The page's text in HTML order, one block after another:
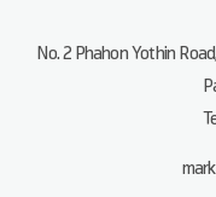
No. 2 Phahon Yothin